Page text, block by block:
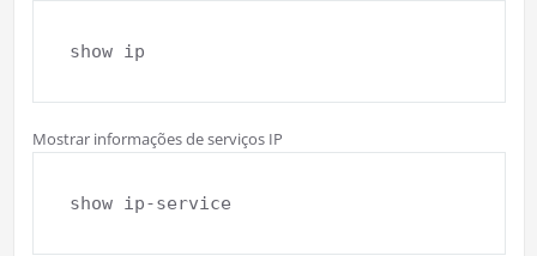
show ip
Mostrar informações de serviços IP
show ip-service